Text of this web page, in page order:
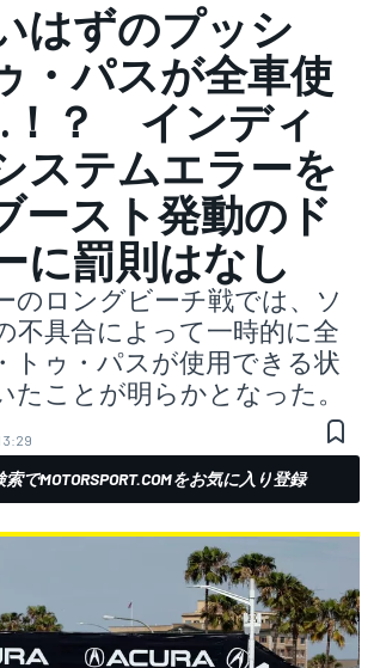
はずのプッシ
・パスが全車使
？ インディ
ステムエラーを
ースト発動のド
に罰則はなし
のロングビーチ戦では、ソ
不具合によって一時的に全
トゥ・パスが使用できる状
たことが明らかとなった。
3:29
索でMOTORSPORT.COMをお気に入り登録